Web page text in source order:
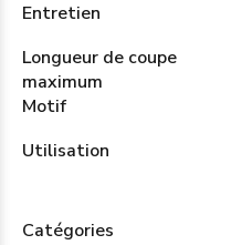
Entretien
Longueur de coupe
maximum
Motif
Utilisation
Catégories